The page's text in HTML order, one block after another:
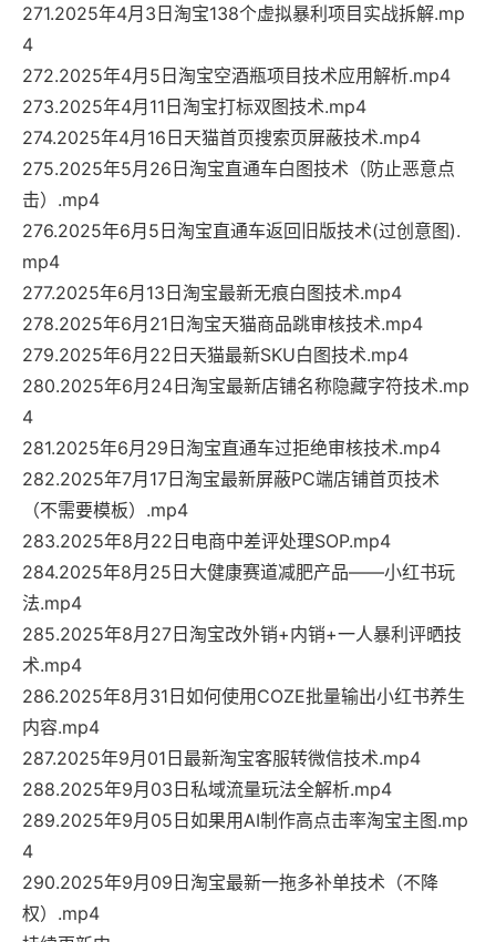
271.2025年4月3日淘宝138个虚拟暴利项目实战拆解.mp
4
272.2025年4月5日淘宝空酒瓶项目技术应用解析.mp4
273.2025年4月11日淘宝打标双图技术.mp4
274.2025年4月16日天猫首页搜索页屏蔽技术.mp4
275.2025年5月26日淘宝直通车白图技术（防止恶意点
击）.mp4
276.2025年6月5日淘宝直通车返回旧版技术(过创意图).
mp4
277.2025年6月13日淘宝最新无痕白图技术.mp4
278.2025年6月21日淘宝天猫商品跳审核技术.mp4
279.2025年6月22日天猫最新SKU白图技术.mp4
280.2025年6月24日淘宝最新店铺名称隐藏字符技术.mp
4
281.2025年6月29日淘宝直通车过拒绝审核技术.mp4
282.2025年7月17日淘宝最新屏蔽PC端店铺首页技术
（不需要模板）.mp4
283.2025年8月22日电商中差评处理SOP.mp4
284.2025年8月25日大健康赛道减肥产品——小红书玩
法.mp4
285.2025年8月27日淘宝改外销+内销+一人暴利评晒技
术.mp4
286.2025年8月31日如何使用COZE批量输出小红书养生
内容.mp4
287.2025年9月01日最新淘宝客服转微信技术.mp4
288.2025年9月03日私域流量玩法全解析.mp4
289.2025年9月05日如果用AI制作高点击率淘宝主图.mp
4
290.2025年9月09日淘宝最新一拖多补单技术（不降
权）.mp4